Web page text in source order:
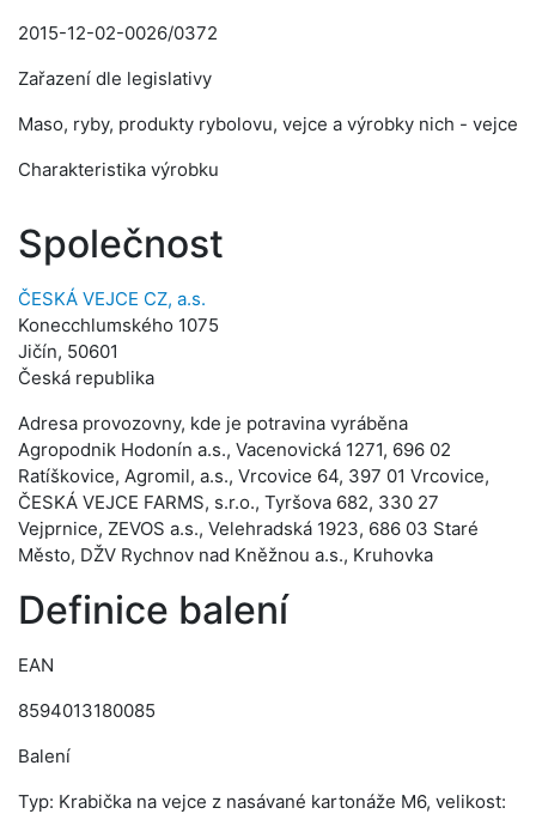
2015-12-02-0026/0372
Zařazení dle legislativy
Maso, ryby, produkty rybolovu, vejce a výrobky nich - vejce
Charakteristika výrobku
Společnost
ČESKÁ VEJCE CZ, a.s.
Konecchlumského 1075
Jičín, 50601
Česká republika
Adresa provozovny, kde je potravina vyráběna
Agropodnik Hodonín a.s., Vacenovická 1271, 696 02
Ratíškovice, Agromil, a.s., Vrcovice 64, 397 01 Vrcovice,
ČESKÁ VEJCE FARMS, s.r.o., Tyršova 682, 330 27
Vejprnice, ZEVOS a.s., Velehradská 1923, 686 03 Staré
Město, DŽV Rychnov nad Kněžnou a.s., Kruhovka
Definice balení
EAN
8594013180085
Balení
Typ: Krabička na vejce z nasávané kartonáže M6, velikost: